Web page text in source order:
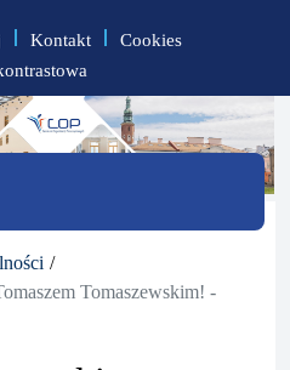
Kontakt
Cookies
Tomaszewskim! -